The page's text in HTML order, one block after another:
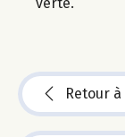
verte.
Retour